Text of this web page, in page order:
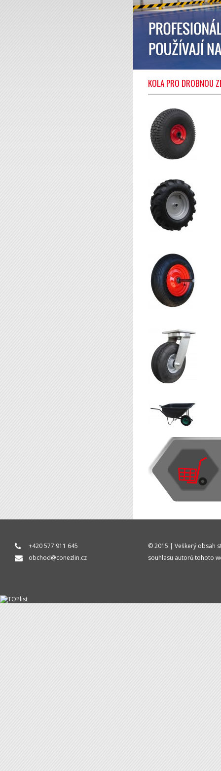
KOLA PRO DROBNOU
+420 577 911 645
obchod@conezlin.cz
© 2015 | Veškerý obsah
souhlasu autorů tohoto